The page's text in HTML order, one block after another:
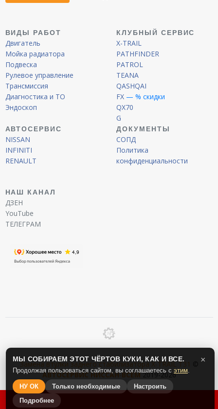
ВИДЫ РАБОТ
Двигатель
Мойка радиатора
Подвеска
Рулевое управление
Трансмиссия
Диагностика и ТО
Эндоскоп
КЛУБНЫЙ СЕРВИС
X-TRAIL
PATHFINDER
PATROL
TEANA
QASHQAI
FX — % скидки
QX70
G
АВТОСЕРВИС
NISSAN
INFINITI
RENAULT
ДОКУМЕНТЫ
СОПД
Политика
конфиденциальности
НАШ КАНАЛ
ДЗЕН
YouTube
ТЕЛЕГРАМ
Замена втулки заднего стабилизатора X-TRAIL T31 ©
АВТОСЕРВИС НИССАН-ВСЕМ2019-2026
МЫ СОБИРАЕМ ЭТОТ ЧЁРТОВ КУКИ, КАК И ВСЕ.
Продолжая пользоваться сайтом, вы соглашаетесь с этим.
НУ ОК Только необходимые
Настроить
Подробнее
×